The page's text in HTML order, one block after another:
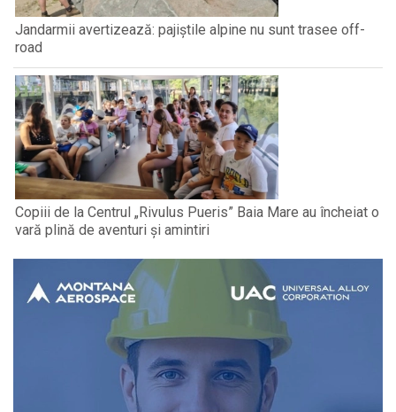
Jandarmii avertizează: pajiștile alpine nu sunt trasee off-
road
Copiii de la Centrul „Rivulus Pueris” Baia Mare au încheiat o
vară plină de aventuri și amintiri